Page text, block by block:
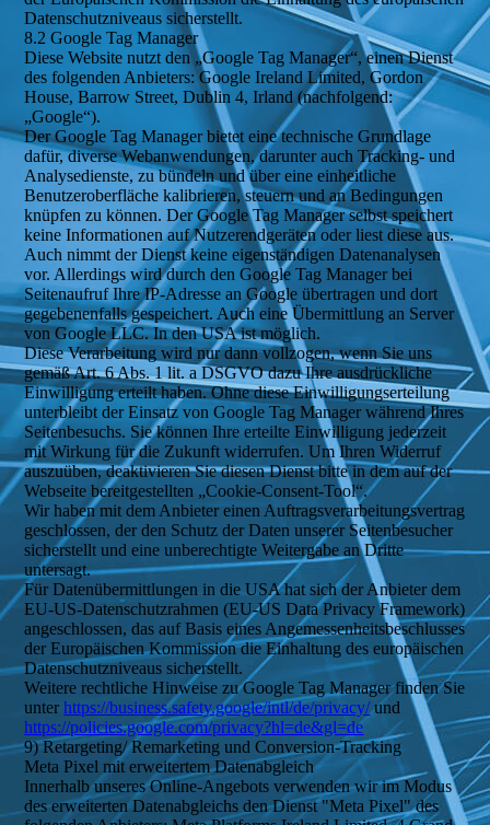
Datenschutzniveaus sicherstellt.
8.2 Google Tag Manager
Diese Website nutzt den „Google Tag Manager“, einen Dienst
des folgenden Anbieters: Google Ireland Limited, Gordon
House, Barrow Street, Dublin 4, Irland (nachfolgend:
„Google“).
Der Google Tag Manager bietet eine technische Grundlage
dafür, diverse Webanwendungen, darunter auch Tracking- und
Analysedienste, zu bündeln und über eine einheitliche
Benutzeroberfläche kalibrieren, steuern und an Bedingungen
knüpfen zu können. Der Google Tag Manager selbst speichert
keine Informationen auf Nutzerendgeräten oder liest diese aus.
Auch nimmt der Dienst keine eigenständigen Datenanalysen
vor. Allerdings wird durch den Google Tag Manager bei
Seitenaufruf Ihre IP-Adresse an Google übertragen und dort
gegebenenfalls gespeichert. Auch eine Übermittlung an Server
von Google LLC. In den USA ist möglich.
Diese Verarbeitung wird nur dann vollzogen, wenn Sie uns
gemäß Art. 6 Abs. 1 lit. a DSGVO dazu Ihre ausdrückliche
Einwilligung erteilt haben. Ohne diese Einwilligungserteilung
unterbleibt der Einsatz von Google Tag Manager während Ihres
Seitenbesuchs. Sie können Ihre erteilte Einwilligung jederzeit
mit Wirkung für die Zukunft widerrufen. Um Ihren Widerruf
auszuüben, deaktivieren Sie diesen Dienst bitte in dem auf der
Webseite bereitgestellten „Cookie-Consent-Tool“.
Wir haben mit dem Anbieter einen Auftragsverarbeitungsvertrag
geschlossen, der den Schutz der Daten unserer Seitenbesucher
sicherstellt und eine unberechtigte Weitergabe an Dritte
untersagt.
Für Datenübermittlungen in die USA hat sich der Anbieter dem
EU-US-Datenschutzrahmen (EU-US Data Privacy Framework)
angeschlossen, das auf Basis eines Angemessenheitsbeschlusses
der Europäischen Kommission die Einhaltung des europäischen
Datenschutzniveaus sicherstellt.
Weitere rechtliche Hinweise zu Google Tag Manager finden Sie
unterhttps://business.safety.google/intl/de/privacy/und
https://policies.google.com/privacy?hl=de&gl=de
9) Retargeting/ Remarketing und Conversion-Tracking
Meta Pixel mit erweitertem Datenabgleich
Innerhalb unseres Online-Angebots verwenden wir im Modus
des erweiterten Datenabgleichs den Dienst "Meta Pixel" des